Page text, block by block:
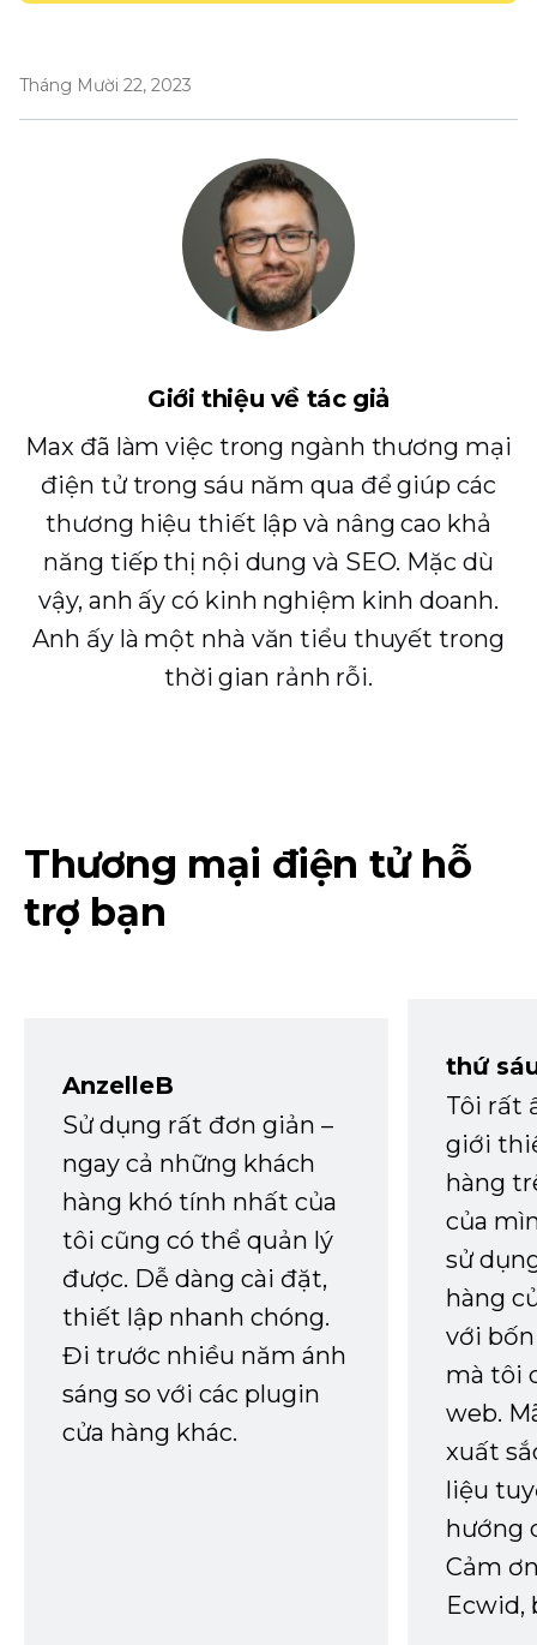
Tháng Mười 22, 2023
Giới thiệu về tác giả
Max đã làm việc trong ngành thương mại
điện tử trong sáu năm qua để giúp các
thương hiệu thiết lập và nâng cao khả
năng tiếp thị nội dung và SEO. Mặc dù
vậy, anh ấy có kinh nghiệm kinh doanh.
Anh ấy là một nhà văn tiểu thuyết trong
thời gian rảnh rỗi.
Thương mại điện tử hỗ
trợ bạn
AnzelleB
Sử dụng rất đơn giản –
ngay cả những khách
hàng khó tính nhất của
tôi cũng có thể quản lý
được. Dễ dàng cài đặt,
thiết lập nhanh chóng.
Đi trước nhiều năm ánh
sáng so với các plugin
cửa hàng khác.
thứ
Tôi rất
giới
hàng
của
sử
hàng
với
mà tôi
web.
xuất
liệu
hướng
Cảm
Ecwid,